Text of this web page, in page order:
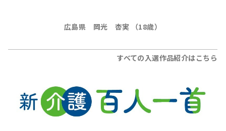
広島県 岡光 杏実 （18歳）
すべての入選作品紹介はこちら